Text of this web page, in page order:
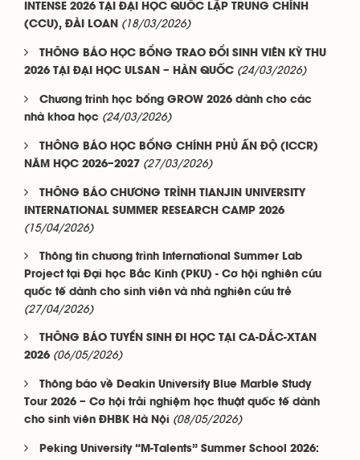
INTENSE 2026 TẠI ĐẠI HỌC QUỐC LẬP TRUNG CHÍNH
(CCU), ĐÀI LOAN
(18/03/2026)
THÔNG BÁO HỌC BỔNG TRAO ĐỔI SINH VIÊN KỲ THU
2026 TẠI ĐẠI HỌC ULSAN – HÀN QUỐC (24/03/2026)
Chương trình học bổng GROW 2026 dành cho các
nhà khoa học (24/03/2026)
THÔNG BÁO HỌC BỔNG CHÍNH PHỦ ẤN ĐỘ (ICCR)
NĂM HỌC 2026–2027 (27/03/2026)
THÔNG BÁO CHƯƠNG TRÌNH TIANJIN UNIVERSITY
INTERNATIONAL SUMMER RESEARCH CAMP 2026
(15/04/2026)
Thông tin chương trình International Summer Lab
Project tại Đại học Bắc Kinh (PKU) - Cơ hội nghiên cứu
quốc tế dành cho sinh viên và nhà nghiên cứu trẻ
(27/04/2026)
THÔNG BÁO TUYỂN SINH ĐI HỌC TẠI CA-DẮC-XTAN
2026 (06/05/2026)
Thông báo về Deakin University Blue Marble Study
Tour 2026 – Cơ hội trải nghiệm học thuật quốc tế dành
cho sinh viên ĐHBK Hà Nội (08/05/2026)
Peking University “M-Talents” Summer School 2026: